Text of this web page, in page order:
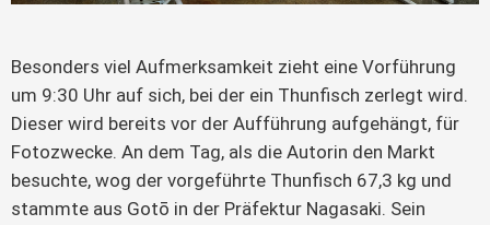
Besonders viel Aufmerksamkeit zieht eine Vorführung
um 9:30 Uhr auf sich, bei der ein Thunfisch zerlegt wird.
Dieser wird bereits vor der Aufführung aufgehängt, für
Fotozwecke. An dem Tag, als die Autorin den Markt
besuchte, wog der vorgeführte Thunfisch 67,3 kg und
stammte aus Gotō in der Präfektur Nagasaki. Sein